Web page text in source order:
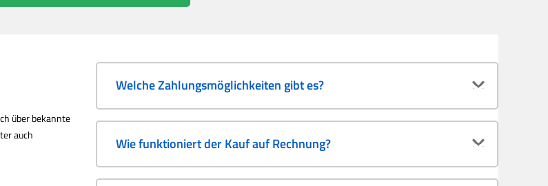
über bekannte
auch
Welche Zahlungsmöglichkeiten gibt es?
Wie funktioniert der Kauf auf Rechnung?